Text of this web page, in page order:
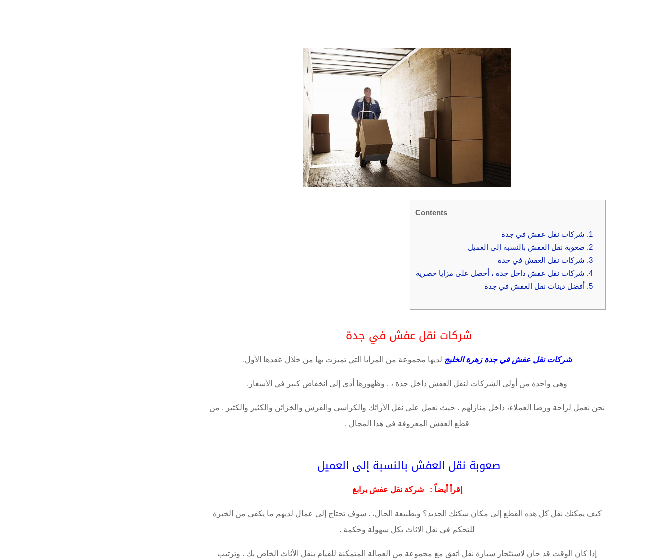
Contents
1. شركات نقل عفش في جدة
2. صعوبة نقل العفش بالنسبة إلى العميل
3. شركات نقل العفش في جدة
4. شركات نقل عفش داخل جدة ، أحصل على مزايا حصرية
5. أفضل دينات نقل العفش في جدة
شركات نقل عفش في جدة
شركات نقل عفش في جدة زهرة الخليج لديها مجموعة من المزايا التي تميزت بها من خلال عقدها الأول.
وهي واحدة من أولى الشركات لنقل العفش داخل جدة ، . وظهورها أدى إلى انخفاض كبير في الأسعار.
نحن نعمل لراحة ورضا العملاء، داخل منازلهم . حيث نعمل على نقل الأرائك والكراسي والفرش والخزائن والكثير والكثير . من
قطع العفش المعروفة في هذا المجال .
صعوبة نقل العفش بالنسبة إلى العميل
إقرأ أيضاً : شركة نقل عفش برابغ
كيف يمكنك نقل كل هذه القطع إلى مكان سكنك الجديد؟ وبطبيعة الحال، . سوف تحتاج إلى عمال لديهم ما يكفي من الخبرة
للتحكم في نقل الاثاث بكل سهولة وحكمة .
إذا كان الوقت قد حان لاستئجار سيارة نقل اتفق مع مجموعة من العمالة المتمكنة للقيام بنقل الأثاث الخاص بك . وترتيب